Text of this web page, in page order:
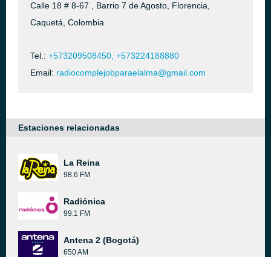
Calle 18 # 8-67 , Barrio 7 de Agosto, Florencia,
Caquetá, Colombia
Tel.: +573209508450, +573224188880
Email: radiocomplejobparaelalma@gmail.com
Estaciones relacionadas
La Reina
98.6 FM
Radiónica
99.1 FM
Antena 2 (Bogotá)
650 AM